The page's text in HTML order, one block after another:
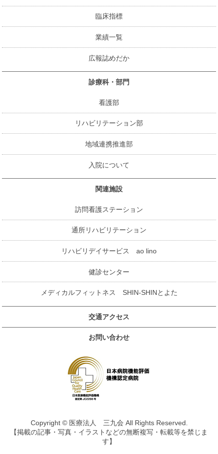
臨床指標
業績一覧
広報誌めだか
診療科・部門
看護部
リハビリテーション部
地域連携推進部
入院について
関連施設
訪問看護ステーション
通所リハビリテーション
リハビリデイサービス ao lino
健診センター
メディカルフィットネス SHIN-SHINとよた
交通アクセス
お問い合わせ
Copyright © 医療法人 三九会 All Rights Reserved.
【掲載の記事・写真・イラストなどの無断複写・転載等を禁じま
す】